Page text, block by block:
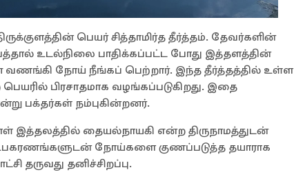
பெயர் சித்தாமிர்த தீர்த்தம். தேவர்களின்
உடல்நிலை பாதிக்கப்பட்ட போது இத்தளத்தின்
வணங்கி நோய் நீங்கப் பெற்றார். இந்த தீர்த்தத்தில் உள்ள
பிரசாதமாக வழங்கப்படுகிறது. இதை
பக்தர்கள் நம்புகின்றனர்.
இத்தலத்தில் தையல்நாயகி என்ற திருநாமத்துடன்
உபகரணங்களுடன் நோய்களை குணப்படுத்த தயாராக
தருவது தனிச்சிறப்பு.